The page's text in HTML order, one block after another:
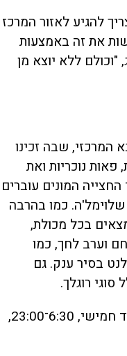
להגיע לאזור המרכז
את זה באמצעות
"וכולם ללא יוצא מן
המרכזי, שבה זכינו
פאות נוכריות ואת
המונים עוברים
כמו בהרבה
בכל מכולת,
וערב לחך, כמו
בסיר ענק. גם
רוגלך.
רחוב הרב שך 4, בני ברק | ראשון עד חמישי, 6:30־23:00,